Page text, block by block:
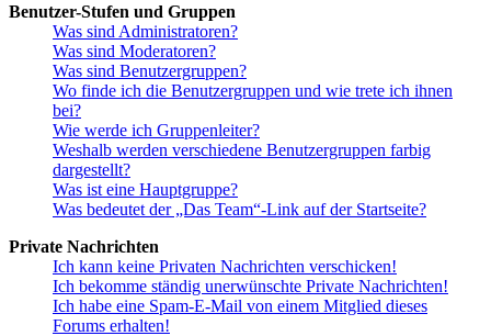
Benutzer-Stufen und Gruppen
Was sind Administratoren?
Was sind Moderatoren?
Was sind Benutzergruppen?
Wo finde ich die Benutzergruppen und wie trete ich ihnen
bei?
Wie werde ich Gruppenleiter?
Weshalb werden verschiedene Benutzergruppen farbig
dargestellt?
Was ist eine Hauptgruppe?
Was bedeutet der „Das Team“-Link auf der Startseite?
Private Nachrichten
Ich kann keine Privaten Nachrichten verschicken!
Ich bekomme ständig unerwünschte Private Nachrichten!
Ich habe eine Spam-E-Mail von einem Mitglied dieses
Forums erhalten!